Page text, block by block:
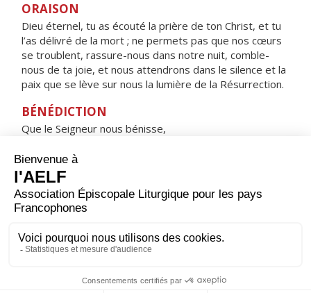
ORAISON
Dieu éternel, tu as écouté la prière de ton Christ, et tu
l’as délivré de la mort ; ne permets pas que nos cœurs
se troublent, rassure-nous dans notre nuit, comble-
nous de ta joie, et nous attendrons dans le silence et la
paix que se lève sur nous la lumière de la Résurrection.
BÉNÉDICTION
Que le Seigneur nous bénisse,
et nous garde dans la paix. Amen.
HYMNE : Ô VIERGE MARIE, QUELLE JOIE !
ALLÉLUIA !
Ô Vierge Marie, quelle joie ! Alléluia !
Ressuscité, s'en est allé, alléluia !